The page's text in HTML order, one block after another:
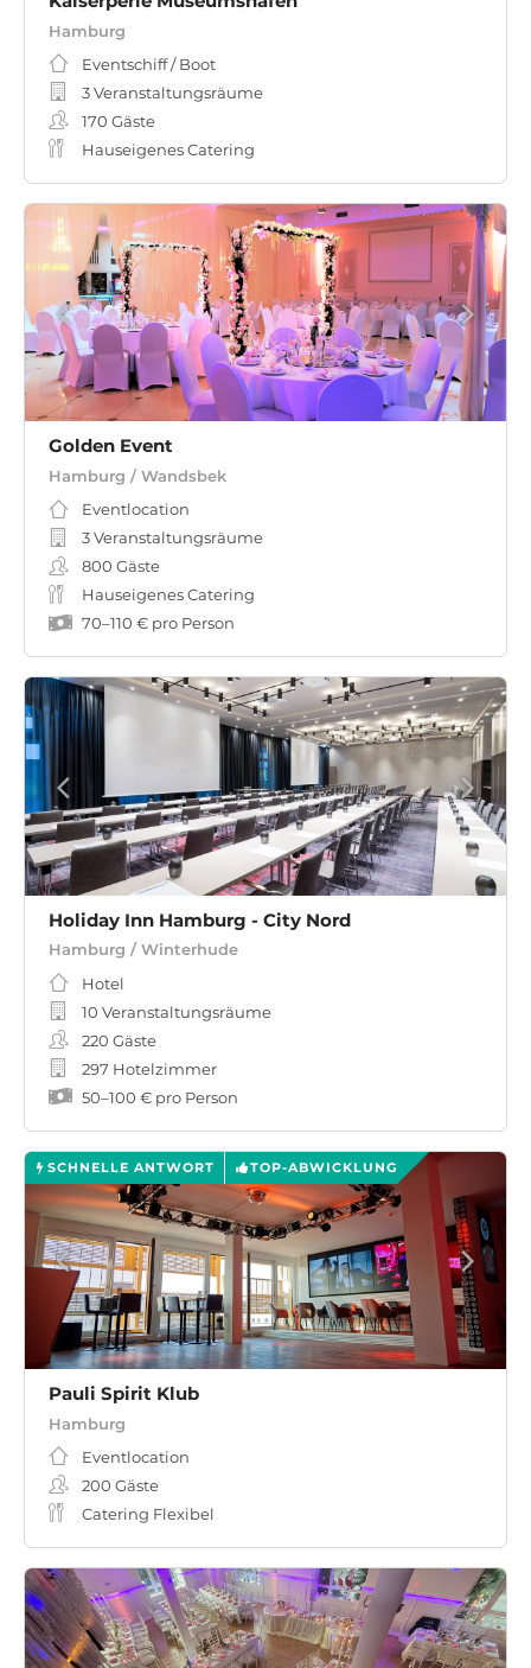
Hamburg
Eventschiff / Boot
3 Veranstaltungsräume
170 Gäste
Hauseigenes Catering
Golden Event
Hamburg / Wandsbek
Eventlocation
3 Veranstaltungsräume
800 Gäste
Hauseigenes Catering
70–110 € pro Person
Holiday Inn Hamburg - City Nord
Hamburg / Winterhude
Hotel
10 Veranstaltungsräume
220 Gäste
297 Hotelzimmer
50–100 € pro Person
SCHNELLE ANTWORT TOP-ABWICKLUNG
Pauli Spirit Klub
Hamburg
Eventlocation
200 Gäste
Catering Flexibel